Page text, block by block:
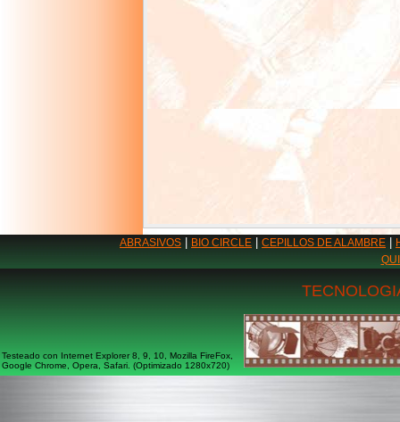
ABRASIVOS BIO CIRCLE CEPILLOS DE ALAMBRE
Testeado con Internet Explorer 8, 9, 10, Mozilla FireFox,
Google Chrome, Opera, Safari. (Optimizado 1280x720)